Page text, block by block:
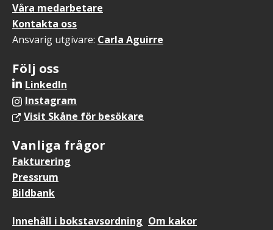
Våra medarbetare
Kontakta oss
Ansvarig utgivare: Carla Aguirre
Följ oss
LinkedIn
Instagram
Visit Skåne för besökare
Vanliga frågor
Fakturering
Pressrum
Bildbank
Sidfotsmeny
Innehåll i bokstavsordning Om kakor